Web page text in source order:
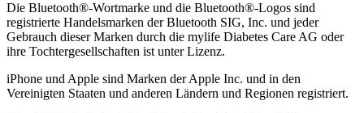
Die Bluetooth®-Wortmarke und die Bluetooth®-Logos sind
registrierte Handelsmarken der Bluetooth SIG, Inc. und jeder
Gebrauch dieser Marken durch die mylife Diabetes Care AG oder
ihre Tochtergesellschaften ist unter Lizenz.
iPhone und Apple sind Marken der Apple Inc. und in den
Vereinigten Staaten und anderen Ländern und Regionen registriert.